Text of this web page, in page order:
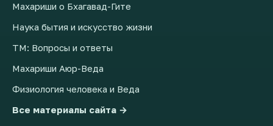
Махариши о Бхагавад-Гите
Наука бытия и искусство жизни
ТМ: Вопросы и ответы
Махариши Аюр-Веда
Физиология человека и Веда
Все материалы сайта →